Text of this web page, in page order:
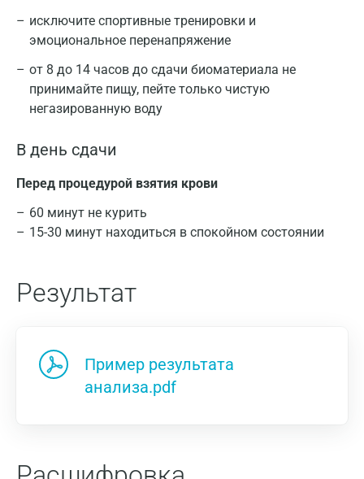
исключите спортивные тренировки и
эмоциональное перенапряжение
от 8 до 14 часов до сдачи биоматериала не
принимайте пищу, пейте только чистую
негазированную воду
В день сдачи
Перед процедурой взятия крови
60 минут не курить
15-30 минут находиться в спокойном состоянии
Результат
Пример результата
анализа.pdf